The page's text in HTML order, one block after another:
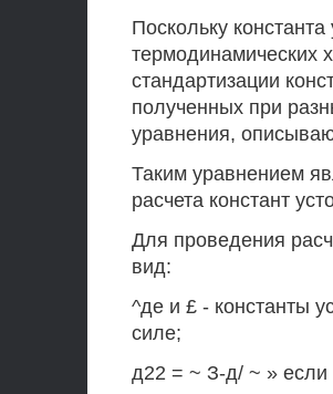
Поскольку
термодинамических
стандартизации
полученных при
уравнения,
Таким уравнением
расчета констант
Для проведения
вид:
^де и £ - константы
силе;
д22 = ~ З-д/ ~ » если